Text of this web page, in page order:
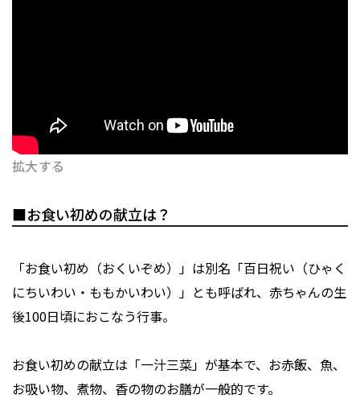
拡大する
■お食い初めの献立は？
「お食い初め（おくいぞめ）」は別名「百日祝い（ひゃく
にちいわい・ももかいわい）」とも呼ばれ、赤ちゃんの生
後100日頃におこなう行事。
お食い初めの献立は「一汁三菜」が基本で、お赤飯、魚、
お吸い物、煮物、香の物のお膳が一般的です。